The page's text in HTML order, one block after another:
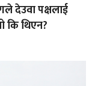
देउवा पक्षलाई
कि थिएन?